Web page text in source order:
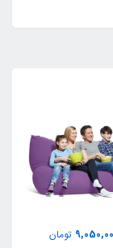
تومان